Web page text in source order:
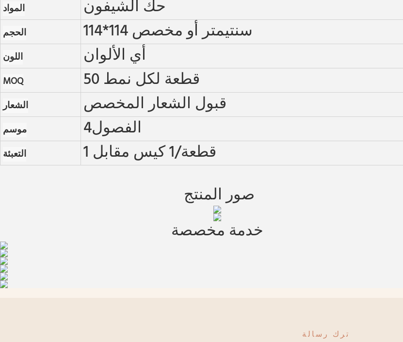
المواد حك الشيفون
الحجم 114*114 سنتيمتر أو مخصص
اللون أي الألوان
MOQ 50 قطعة لكل نمط
الشعار قبول الشعار المخصص
موسم الفصول4
التعبئة
1 قطعة/1 كيس مقابل
صور المنتج
خدمة مخصصة
ترك رسالة